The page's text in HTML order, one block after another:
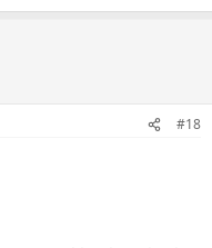
#18